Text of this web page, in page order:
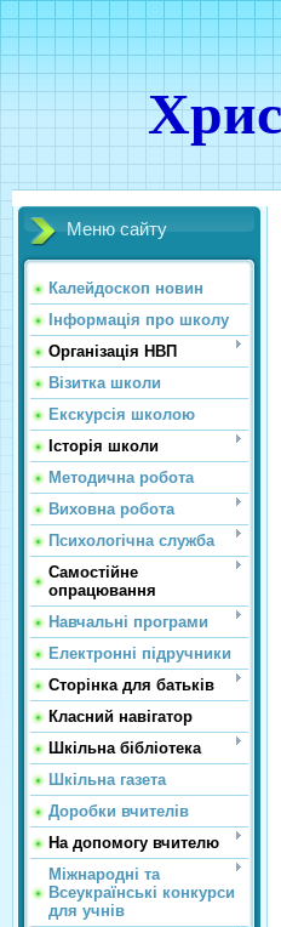
Меню сайту
Калейдоскоп новин
Інформація про школу
Організація НВП
Візитка школи
Екскурсія школою
Історія школи
Методична робота
Виховна робота
Психологічна служба
Самостійне
опрацювання
Навчальні програми
Електронні підручники
Сторінка для батьків
Класний навігатор
Шкільна бібліотека
Шкільна газета
Доробки вчителів
На допомогу вчителю
Міжнародні та
Всеукраїнські конкурси
для учнів